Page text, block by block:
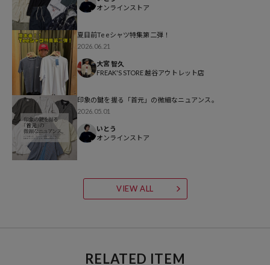
オンラインストア
夏目前Teeシャツ特集第二弾！
2026.06.21
大宮 智久
FREAK'S STORE 越谷アウトレット店
印象の鍵を握る「首元」の微細なニュアンス。
2026.05.01
いとう
オンラインストア
VIEW ALL
RELATED ITEM